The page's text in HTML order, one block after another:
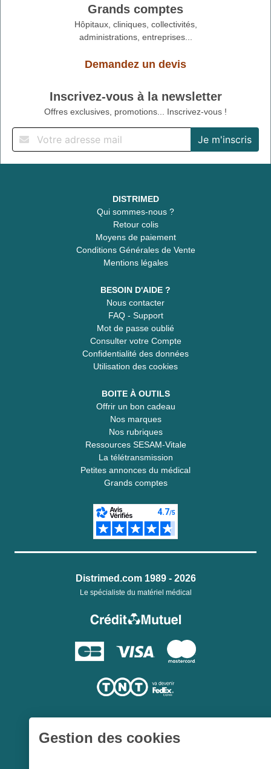
Grands comptes
Hôpitaux, cliniques, collectivités,
administrations, entreprises...
Demandez un devis
Inscrivez-vous à la newsletter
Offres exclusives, promotions... Inscrivez-vous !
DISTRIMED
Qui sommes-nous ?
Retour colis
Moyens de paiement
Conditions Générales de Vente
Mentions légales
BESOIN D'AIDE ?
Nous contacter
FAQ - Support
Mot de passe oublié
Consulter votre Compte
Confidentialité des données
Utilisation des cookies
BOITE À OUTILS
Offrir un bon cadeau
Nos marques
Nos rubriques
Ressources SESAM-Vitale
La télétransmission
Petites annonces du médical
Grands comptes
Distrimed.com 1989 - 2026
Le spécialiste du matériel médical
Gestion des cookies